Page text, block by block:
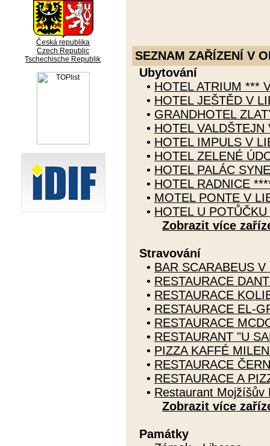
Česká republika
Czech Republic
Tschechische Republik
SEZNAM ZAŘÍZENÍ V
Ubytování
• HOTEL ATRIUM ***
• HOTEL JEŠTĚD V
• GRANDHOTEL
• HOTEL VALDŠTEJN
• HOTEL IMPULS V
• HOTEL ZELENÉ
• HOTEL PALÁC
• HOTEL RADNICE
• MOTEL PONTE V
• HOTEL U
Zobrazit více
Stravování
• BAR SCARABEUS V
• RESTAURACE
• RESTAURACE
• RESTAURACE EL-
• RESTAURACE
• RESTAURANT "U
• PIZZA KAFFÉ
• RESTAURACE
• RESTAURACE A
• Restaurant Mojžíšův
Zobrazit více
Památky